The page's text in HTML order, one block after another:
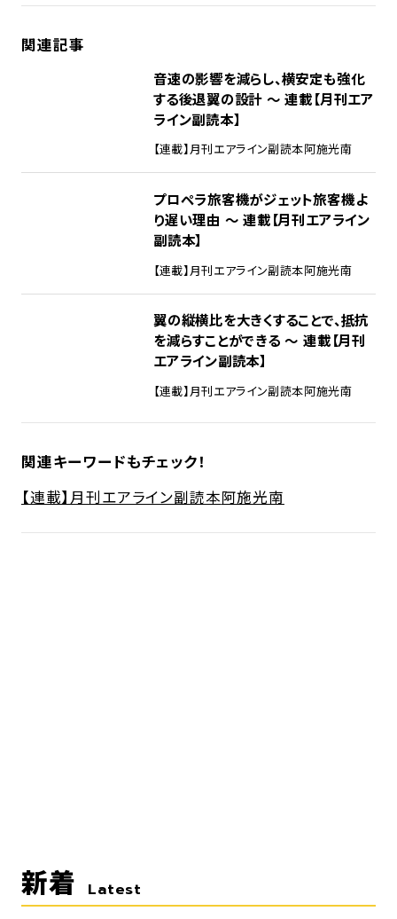
関連記事
音速の影響を減らし、横安定も強化
する後退翼の設計 ～ 連載【月刊エア
ライン副読本】
【連載】月刊エアライン副読本阿施光南
プロペラ旅客機がジェット旅客機よ
り遅い理由 ～ 連載【月刊エアライン
副読本】
【連載】月刊エアライン副読本阿施光南
翼の縦横比を大きくすることで、抵抗
を減らすことができる ～ 連載【月刊
エアライン副読本】
【連載】月刊エアライン副読本阿施光南
関連キーワードもチェック！
【連載】月刊エアライン副読本阿施光南
新着 Latest